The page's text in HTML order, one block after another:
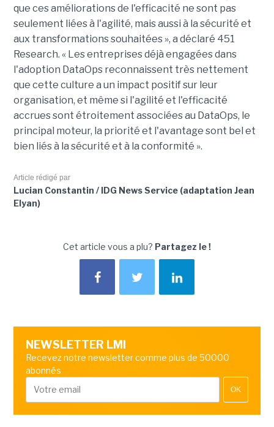
que ces améliorations de l'efficacité ne sont pas
seulement liées à l'agilité, mais aussi à la sécurité et
aux transformations souhaitées », a déclaré 451
Research. « Les entreprises déjà engagées dans
l'adoption DataOps reconnaissent très nettement
que cette culture a un impact positif sur leur
organisation, et même si l'agilité et l'efficacité
accrues sont étroitement associées au DataOps, le
principal moteur, la priorité et l'avantage sont bel et
bien liés à la sécurité et à la conformité ».
Article rédigé par
Lucian Constantin / IDG News Service (adaptation Jean
Elyan)
Cet article vous a plu? Partagez le !
NEWSLETTER LMI
Recevez notre newsletter comme plus de 50000
abonnés
OK